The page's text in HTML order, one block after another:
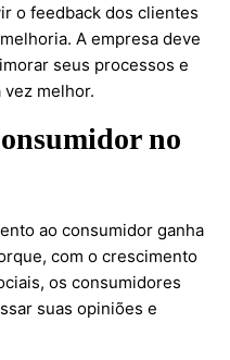
o feedback dos clientes
A empresa deve
seus processos e
melhor.
no
ao consumidor ganha
com o crescimento
os consumidores
suas opiniões e